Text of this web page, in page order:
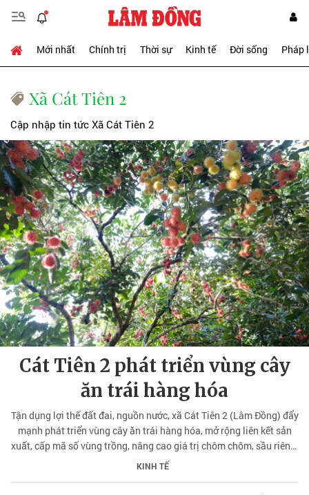
Mới nhất Chính trị Thời sự Kinh tế Đời sống Pháp
Xã Cát Tiên 2
Cập nhập tin tức Xã Cát Tiên 2
Cát Tiên 2 phát triển vùng cây
ăn trái hàng hóa
Tận dụng lợi thế đất đai, nguồn nước, xã Cát Tiên 2 (Lâm Đồng) đẩy
mạnh phát triển vùng cây ăn trái hàng hóa, mở rộng liên kết sản
xuất, cấp mã số vùng trồng, nâng cao giá trị chôm chôm, sầu riêng,
hướng đến nông nghiệp bền vững.
KINH TẾ